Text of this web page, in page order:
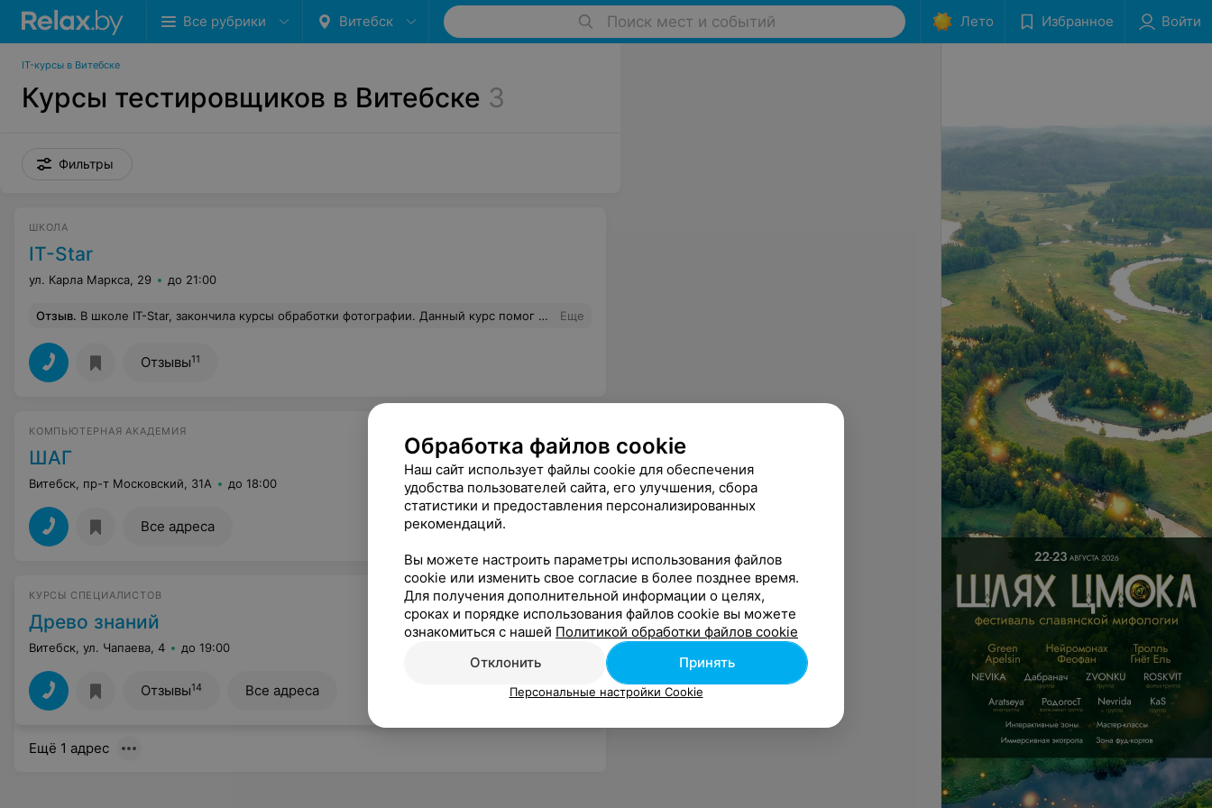
Все рубрики Витебск Поиск мест и событий Лето Избранное Войти
IT-курсы в Витебске
Курсы тестировщиков в Витебске 3
Фильтры
ШКОЛА
IT-Star
ул. Карла Маркса, 29 до 21:00
Отзыв. В школе IT-Star, закончила курсы обработки фотографии. Данный курс помог изучить мне изучить графический редактор Adobe Photoshop. Преподаватель, все доступно рассказывала и на практике мы отработали все темы. Я давно хотела научится работать в графическом редакторе Adobe Photoshop, и благодаря школе IT-Star, я это смогла сделать. Спасибо Еще
Отзывы11
КОМПЬЮТЕРНАЯ АКАДЕМИЯ
ШАГ
Витебск, пр-т Московский, 31А до 18:00
Все адреса
КУРСЫ СПЕЦИАЛИСТОВ
Древо знаний
Витебск, ул. Чапаева, 4 до 19:00
Отзывы14 Все адреса
Ещё 1 адрес
Обработка файлов cookie
Наш сайт использует файлы cookie для обеспечения
удобства пользователей сайта, его улучшения, сбора
статистики и предоставления персонализированных
рекомендаций.
Вы можете настроить параметры использования файлов
cookie или изменить свое согласие в более позднее время.
Для получения дополнительной информации о целях,
сроках и порядке использования файлов cookie вы можете
ознакомиться с нашей Политикой обработки файлов cookie
Отклонить
Принять
Персональные настройки Cookie